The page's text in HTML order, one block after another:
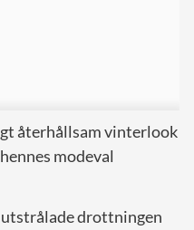
återhållsam vinterlook
modeval
drottningen